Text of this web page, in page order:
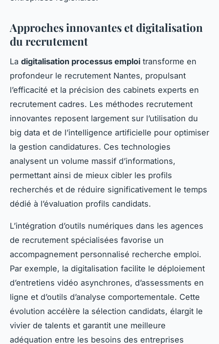
Approches innovantes et digitalisation
du recrutement
La digitalisation processus emploi transforme en
profondeur le recrutement Nantes, propulsant
l’efficacité et la précision des cabinets experts en
recrutement cadres. Les méthodes recrutement
innovantes reposent largement sur l’utilisation du
big data et de l’intelligence artificielle pour optimiser
la gestion candidatures. Ces technologies
analysent un volume massif d’informations,
permettant ainsi de mieux cibler les profils
recherchés et de réduire significativement le temps
dédié à l’évaluation profils candidats.
L’intégration d’outils numériques dans les agences
de recrutement spécialisées favorise un
accompagnement personnalisé recherche emploi.
Par exemple, la digitalisation facilite le déploiement
d’entretiens vidéo asynchrones, d’assessments en
ligne et d’outils d’analyse comportementale. Cette
évolution accélère la sélection candidats, élargit le
vivier de talents et garantit une meilleure
adéquation entre les besoins des entreprises